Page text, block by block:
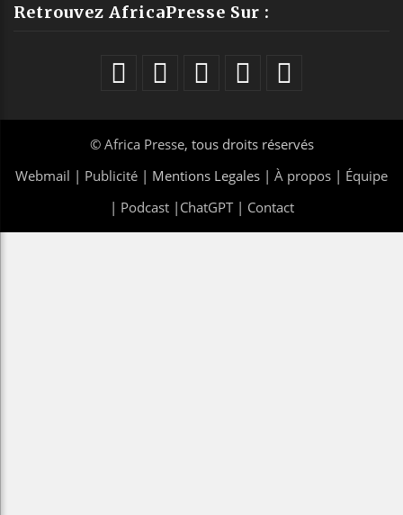
Retrouvez AfricaPresse Sur :
© Africa Presse, tous droits réservés
Webmail | Publicité | Mentions Legales | À propos | Équipe
| Podcast| ChatGPT| Contact